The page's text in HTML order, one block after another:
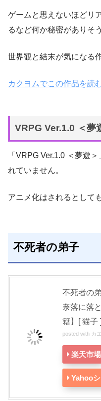
ゲームと思えないほどリ
るなど何か秘密がありそ
世界観と結末が気になる
カクヨムでこの作品を読
VRPG Ver.1.0 ＜夢
「VRPG Ver.1.0 ＜夢遊
れていません。
アニメ化はされるとして
不死者の弟子
不死者の
奈落に落
籍】[ 猫子 ]
posted with カ
楽天市場
Yahoo